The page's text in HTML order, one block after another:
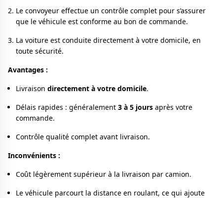
Le convoyeur effectue un contrôle complet pour s’assurer
que le véhicule est conforme au bon de commande.
La voiture est conduite directement à votre domicile, en
toute sécurité.
Avantages :
Livraison directement à votre domicile.
Délais rapides : généralement 3 à 5 jours après votre
commande.
Contrôle qualité complet avant livraison.
Inconvénients :
Coût légèrement supérieur à la livraison par camion.
Le véhicule parcourt la distance en roulant, ce qui ajoute